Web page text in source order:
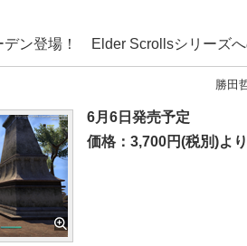
デン登場！ Elder Scrollsシリーズへ
勝田
6月6日発売予定
価格：3,700円(税別)より